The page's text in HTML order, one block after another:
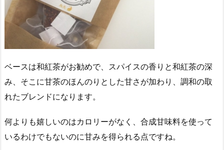
ベースは和紅茶がお勧めで、スパイスの香りと和紅茶の深
み、そこに甘茶のほんのりとした甘さが加わり、調和の取
れたブレンドになります。
何よりも嬉しいのはカロリーがなく、合成甘味料を使って
いるわけでもないのに甘みを得られる点ですね。